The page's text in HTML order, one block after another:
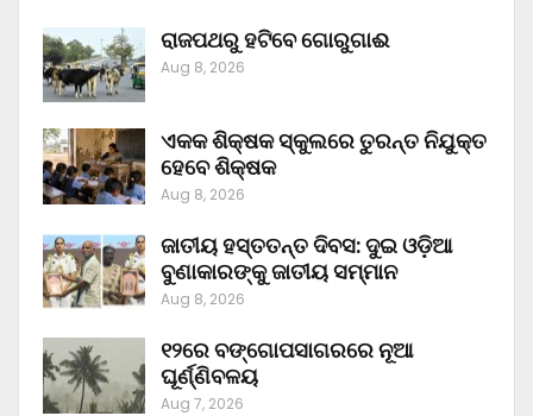
ରାଜପଥରୁ ହଟିବେ ଗୋରୁଗାଈ
Aug 8, 2026
ଏକକ ଶିକ୍ଷକ ସ୍କୁଲରେ ତୁରନ୍ତ ନିଯୁକ୍ତ
ହେବେ ଶିକ୍ଷକ
Aug 8, 2026
ଜାତୀୟ ହସ୍ତତନ୍ତ ଦିବସ: ଦୁଇ ଓଡ଼ିଆ
ବୁଣାକାରଙ୍କୁ ଜାତୀୟ ସମ୍ମାନ
Aug 8, 2026
୧୨ରେ ବଙ୍ଗୋପସାଗରରେ ନୂଆ
ଘୂର୍ଣ୍ଣିବଳୟ
Aug 7, 2026